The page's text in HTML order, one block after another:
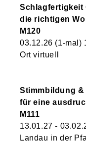
Schlagfertigkeit
die richtigen
M120
03.12.26 (1-mal)
Ort virtuell
Stimmbildung
für eine
M111
13.01.27 -
Landau in der